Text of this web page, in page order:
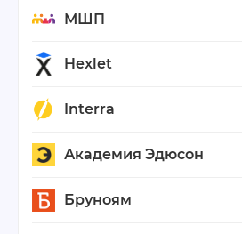
МШП
Hexlet
Interra
Академия Эдюсон
Бруноям